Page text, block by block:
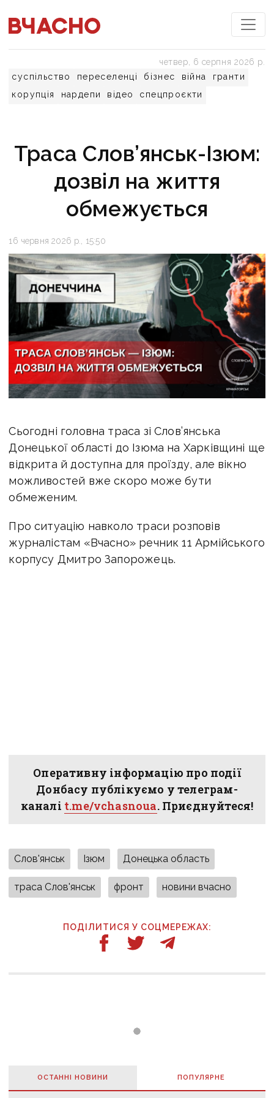
суспільство переселенці бізнес війна
гранти
корупція
нардепи відео спецпроєкти
четвер, 6 серпня 2026 р.
Траса Слов’янськ-Ізюм:
дозвіл на життя
обмежується
16 червня 2026 р., 15:50
Сьогодні головна траса зі Слов’янська
Донецької області до Ізюма на Харківщині ще
відкрита й доступна для проїзду, але вікно
можливостей вже скоро може бути
обмеженим.
Про ситуацію навколо траси розповів
журналістам «Вчасно» речник 11 Армійського
корпусу Дмитро Запорожець.
Оперативну інформацію про події
Донбасу публікуємо у телеграм-
каналі t.me/vchasnoua. Приєднуйтеся!
Слов'янськ Ізюм Донецька область
траса Слов'янськ фронт новини вчасно
ПОДІЛИТИСЯ У СОЦМЕРЕЖАХ:
ОСТАННІ НОВИНИ ПОПУЛЯРНE